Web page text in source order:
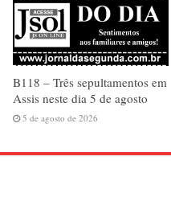
B118 – Três sepultamentos em
Assis neste dia 5 de agosto
5 de agosto de 2026